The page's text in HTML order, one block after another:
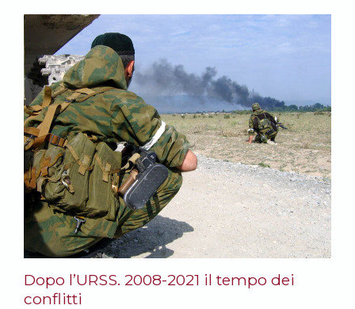
Dopo l’URSS. 2008-2021 il tempo dei
conflitti